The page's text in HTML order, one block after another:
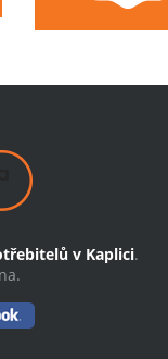
v Kaplici.